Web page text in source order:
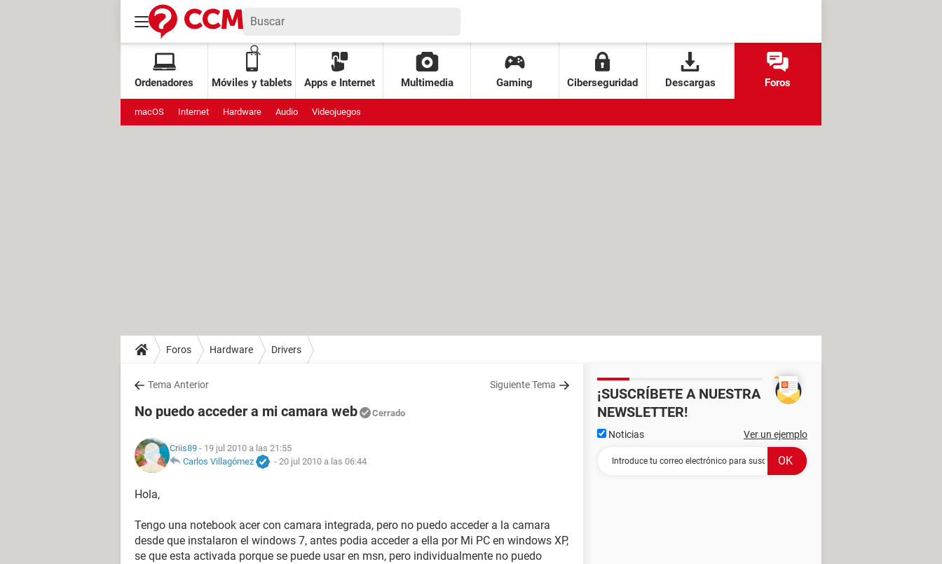
Ordenadores Móviles y tablets Apps e Internet Multimedia Gaming Ciberseguridad Descargas Foros
macOS Internet Hardware Audio Videojuegos
Foros Hardware Drivers
Tema Anterior Siguiente Tema
No puedo acceder a mi camara web Cerrado
Criis89 - 19 jul 2010 a las 21:55
Carlos Villagómez
- 20 jul 2010 a las 06:44
Hola,
Tengo una notebook acer con camara integrada, pero no puedo acceder a la camara
desde que instalaron el windows 7, antes podia acceder a ella por Mi PC en windows XP,
se que esta activada porque se puede usar en msn, pero individualmente no puedo
¡SUSCRÍBETE A NUESTRA
NEWSLETTER!
Noticias Ver un ejemplo